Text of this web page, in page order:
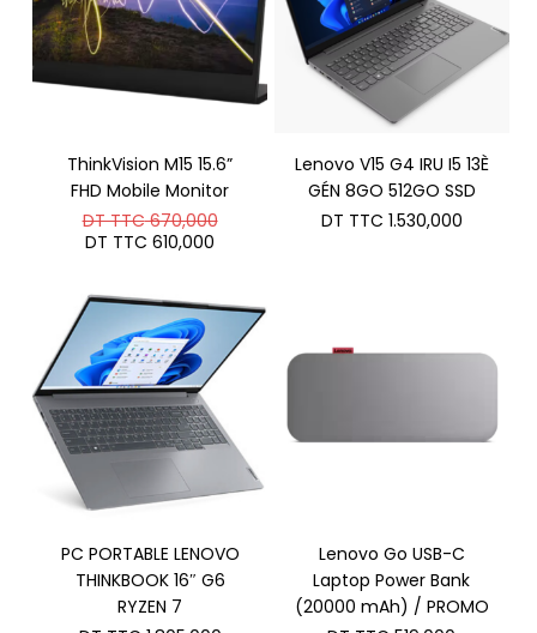
ThinkVision M15 15.6”
FHD Mobile Monitor
DT TTC670,000Le
TTC 670,000.
DT TTC 610,000
est :
DT
TTC 610,000.
Lenovo V15 G4 IRU I5 13È
GÉN 8GO 512GO SSD
DT TTC 1.530,000
PC PORTABLE LENOVO
THINKBOOK 16″ G6
RYZEN 7
Lenovo Go USB-C
Laptop Power Bank
(20000 mAh) / PROMO